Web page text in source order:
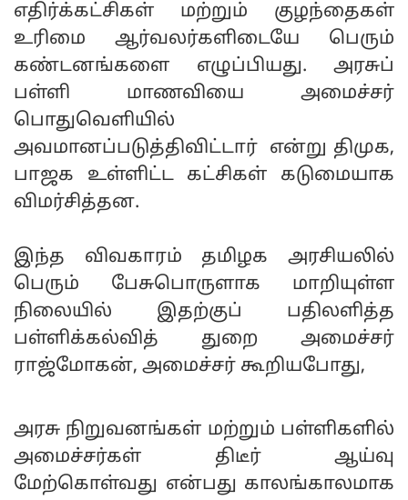
எதிர்க்கட்சிகள் மற்றும் குழந்தைகள்
உரிமை ஆர்வலர்களிடையே பெரும்
கண்டனங்களை எழுப்பியது. அரசுப்
பள்ளி மாணவியை அமைச்சர்
பொதுவெளியில்
அவமானப்படுத்திவிட்டார் என்று திமுக,
பாஜக உள்ளிட்ட கட்சிகள் கடுமையாக
விமர்சித்தன.
இந்த விவகாரம் தமிழக அரசியலில்
பெரும் பேசுபொருளாக மாறியுள்ள
நிலையில் இதற்குப் பதிலளித்த
பள்ளிக்கல்வித் துறை அமைச்சர்
ராஜ்மோகன், அமைச்சர் கூறியபோது,
அரசு நிறுவனங்கள் மற்றும் பள்ளிகளில்
அமைச்சர்கள் திடீர் ஆய்வு
மேற்கொள்வது என்பது காலங்காலமாக